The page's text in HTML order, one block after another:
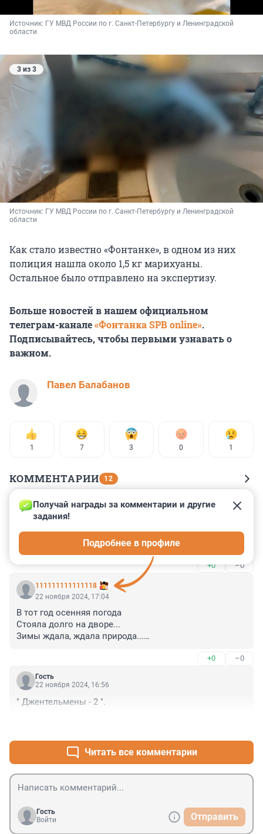
Источник: ГУ МВД России по г. Санкт-Петербургу и Ленинградской
области
3 из 3
Источник: ГУ МВД России по г. Санкт-Петербургу и Ленинградской
области
Как стало известно «Фонтанке», в одном из них
полиция нашла около 1,5 кг марихуаны.
Остальное было отправлено на экспертизу.
Больше новостей в нашем официальном
телеграм-канале«Фонтанка SPB online».
Подписывайтесь, чтобы первыми узнавать о
важном.
Павел Балабанов
1 7 3 0 1
КОММЕНТАРИИ 12
Гость
22 ноября 2024, 23:09
А чего так со сдачей раскрываемости
припозднились.. хорошо накрыло
+0 –0
111111111111118
Получай награды за комментарии и другие
задания!
Подробнее в профиле
22 ноября 2024, 17:04
В тот год осенняя погода
Стояла долго на дворе...
Зимы ждала, ждала природа...
+0 –0
Гость
22 ноября 2024, 16:56
" Джентельмены - 2 ".
Читать все комментарии
Гость
Войти
Отправить